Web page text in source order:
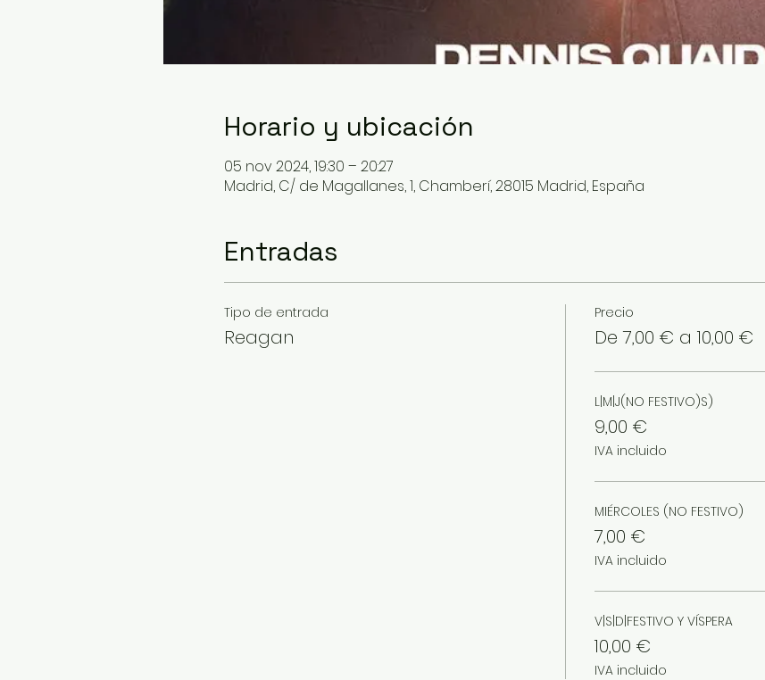
Horario y ubicación
05 nov 2024, 19:30 – 20:27
Madrid, C/ de Magallanes, 1, Chamberí, 28015 Madrid, España
Entradas
Tipo de entrada
Reagan
Precio
De 7,00 € a 10,00 €
L|M|J(NO FESTIVO)S)
9,00 €
IVA incluido
MIÉRCOLES (NO FESTIVO)
7,00 €
IVA incluido
V|S|D|FESTIVO Y VÍSPERA
10,00 €
IVA incluido